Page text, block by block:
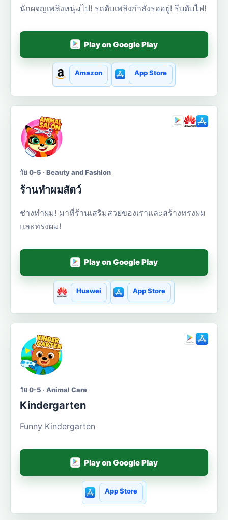
นักผจญเพลิงหนุ่มไป! รถดับเพลิงกำลังรออยู่! รีบดับไฟ!
Play on Google Play
Amazon App Store
วัย 0-5 · Beauty and Fashion
ร้านทำผมสัตว์
ช่างทำผม! มาที่ร้านเสริมสวยของเราและสร้างทรงผม
และทรงผม!
Play on Google Play
Huawei App Store
วัย 0-5 · Animal Care
Kindergarten
Funny Kindergarten
Play on Google Play
App Store